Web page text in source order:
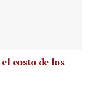
costo de los